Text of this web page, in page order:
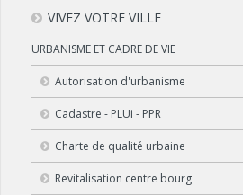
VIVEZ VOTRE VILLE
URBANISME ET CADRE DE VIE
Autorisation d'urbanisme
Cadastre - PLUi - PPR
Charte de qualité urbaine
Revitalisation centre bourg